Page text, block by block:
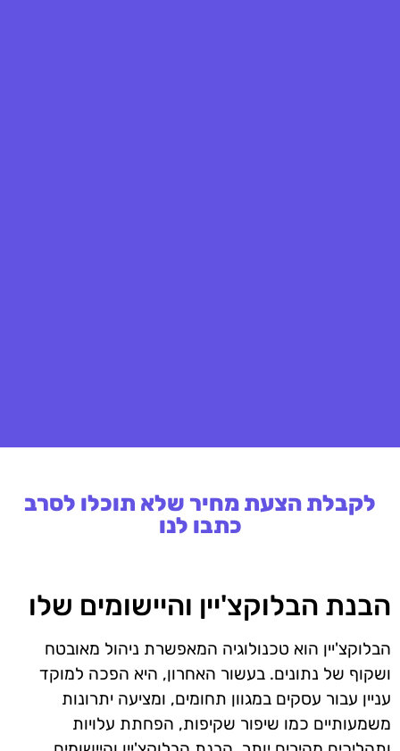
לקבלת הצעת מחיר שלא תוכלו לסרב
כתבו לנו
הבנת הבלוקצ'יין והיישומים שלו
הבלוקצ'יין הוא טכנולוגיה המאפשרת ניהול מאובטח
ושקוף של נתונים. בעשור האחרון, היא הפכה למוקד
עניין עבור עסקים במגוון תחומים, ומציעה יתרונות
משמעותיים כמו שיפור שקיפות, הפחתת עלויות